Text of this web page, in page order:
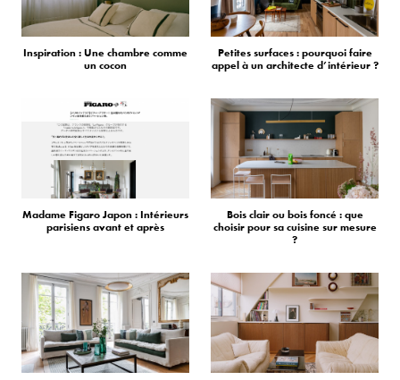
Inspiration : Une chambre comme
un cocon
Petites surfaces : pourquoi faire
appel à un architecte d’intérieur ?
Madame Figaro Japon : Intérieurs
parisiens avant et après
Bois clair ou bois foncé : que
choisir pour sa cuisine sur mesure
?